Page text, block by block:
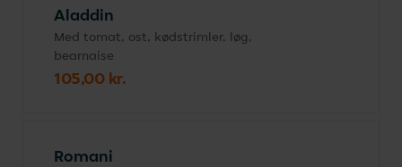
Aladdin
Med tomat, ost, kødstrimler, løg,
bearnaise
105,00 kr.
Romani